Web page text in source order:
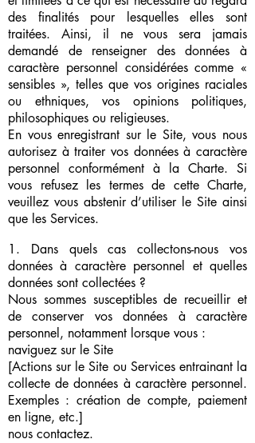
des finalités pour lesquelles elles sont
traitées. Ainsi, il ne vous sera jamais
demandé de renseigner des données à
caractère personnel considérées comme «
sensibles », telles que vos origines raciales
ou ethniques, vos opinions politiques,
philosophiques ou religieuses.
En vous enregistrant sur le Site, vous nous
autorisez à traiter vos données à caractère
personnel conformément à la Charte. Si
vous refusez les termes de cette Charte,
veuillez vous abstenir d’utiliser le Site ainsi
que les Services.
1. Dans quels cas collectons-nous vos
données à caractère personnel et quelles
données sont collectées ?
Nous sommes susceptibles de recueillir et
de conserver vos données à caractère
personnel, notamment lorsque vous :
naviguez sur le Site
[Actions sur le Site ou Services entrainant la
collecte de données à caractère personnel.
Exemples : création de compte, paiement
en ligne, etc.]
nous contactez.